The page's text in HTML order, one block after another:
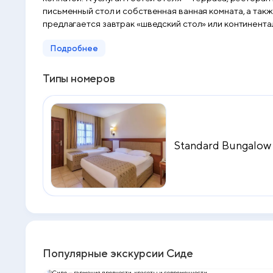
письменный стол и собственная ванная комната, а также
предлагается завтрак «шведский стол» или континентальный завтрак. Гости Ozlem Garden Hotel могут посетить сауну и турецкую
соответственно от таких достопримечательностей,
Подробнее
Типы номеров
Standard
Популярные экскурсии Сиде